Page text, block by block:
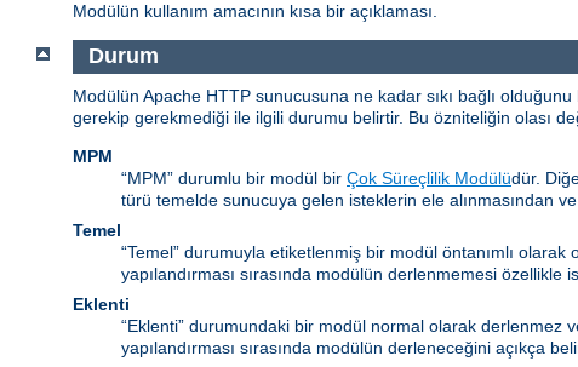
Modülün kullanım amacının kısa bir açıklaması.
Durum
Modülün Apache HTTP sunucusuna ne kadar sıkı bağlı
gerekip gerekmediği ile ilgili durumu belirtir. Bu özniteliğin olası
MPM
“MPM” durumlu bir modül bir Çok Süreçlilik Modülüdür.
türü temelde sunucuya gelen isteklerin ele alınmasından
Temel
“Temel” durumuyla etiketlenmiş bir modül öntanımlı
yapılandırması sırasında modülün derlenmemesi
Eklenti
“Eklenti” durumundaki bir modül normal olarak derlenmez
yapılandırması sırasında modülün derleneceğini açıkça